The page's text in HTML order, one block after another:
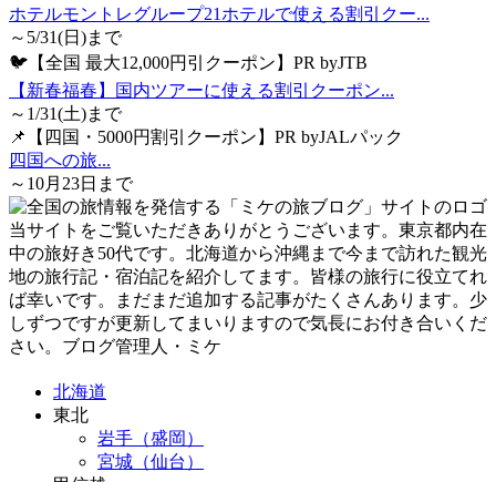
ホテルモントレグループ21ホテルで使える割引クー...
～5/31(日)まで
🐦【全国 最大12,000円引クーポン】PR byJTB
【新春福春】国内ツアーに使える割引クーポン...
～1/31(土)まで
📌【四国・5000円割引クーポン】PR byJALパック
四国への旅...
～10月23日まで
当サイトをご覧いただきありがとうございます。東京都内在
中の旅好き50代です。北海道から沖縄まで今まで訪れた観光
地の旅行記・宿泊記を紹介してます。皆様の旅行に役立てれ
ば幸いです。まだまだ追加する記事がたくさんあります。少
しずつですが更新してまいりますので気長にお付き合いくだ
さい。ブログ管理人・ミケ
北海道
東北
岩手（盛岡）
宮城（仙台）